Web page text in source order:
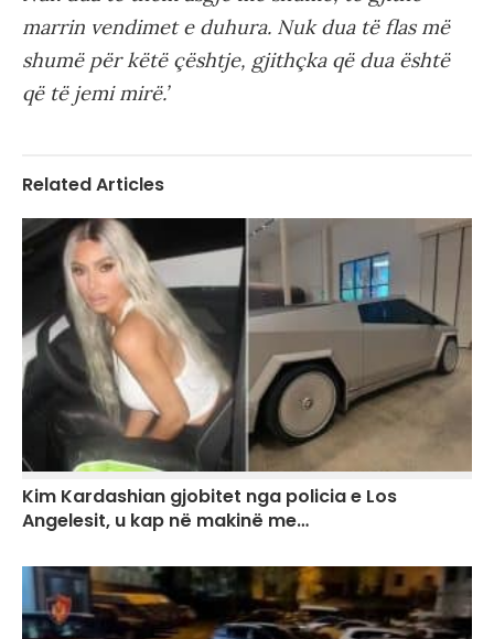
marrin vendimet e duhura. Nuk dua të flas më
shumë për këtë çështje, gjithçka që dua është
që të jemi mirë.’
Related Articles
Kim Kardashian gjobitet nga policia e Los
Angelesit, u kap në makinë me…